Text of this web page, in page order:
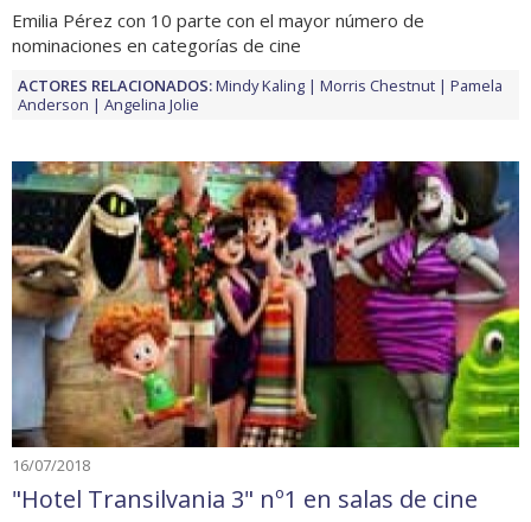
Emilia Pérez con 10 parte con el mayor número de
nominaciones en categorías de cine
ACTORES RELACIONADOS:Mindy Kaling Morris Chestnut
Pamela
Anderson
Angelina Jolie
16/07/2018
"Hotel Transilvania 3" nº1 en salas de cine